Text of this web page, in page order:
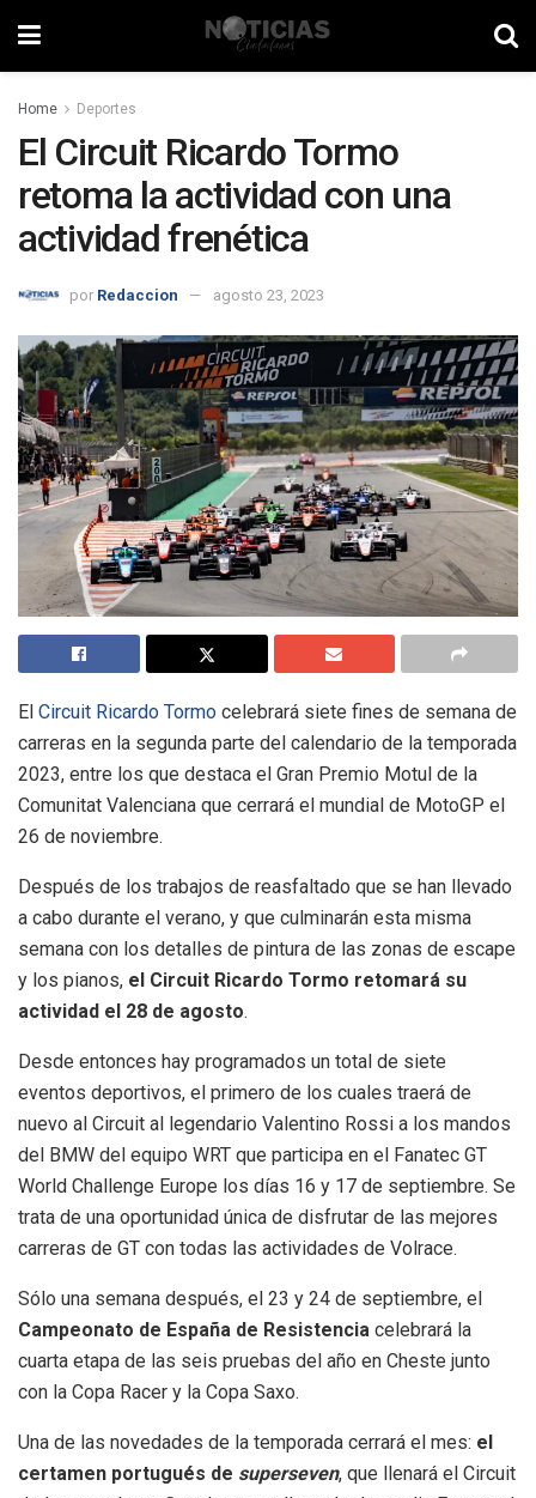
Home Deportes
El Circuit Ricardo Tormo
retoma la actividad con una
actividad frenética
por Redaccion agosto 23, 2023
El Circuit Ricardo Tormo celebrará siete fines de semana de
carreras en la segunda parte del calendario de la temporada
2023, entre los que destaca el Gran Premio Motul de la
Comunitat Valenciana que cerrará el mundial de MotoGP el
26 de noviembre.
Después de los trabajos de reasfaltado que se han llevado
a cabo durante el verano, y que culminarán esta misma
semana con los detalles de pintura de las zonas de escape
y los pianos, el Circuit Ricardo Tormo retomará su
actividad el 28 de agosto.
Desde entonces hay programados un total de siete
eventos deportivos, el primero de los cuales traerá de
nuevo al Circuit al legendario Valentino Rossi a los mandos
del BMW del equipo WRT que participa en el Fanatec GT
World Challenge Europe los días 16 y 17 de septiembre. Se
trata de una oportunidad única de disfrutar de las mejores
carreras de GT con todas las actividades de Volrace.
Sólo una semana después, el 23 y 24 de septiembre, el
Campeonato de España de Resistencia celebrará la
cuarta etapa de las seis pruebas del año en Cheste junto
con la Copa Racer y la Copa Saxo.
Una de las novedades de la temporada cerrará el mes: el
certamen portugués de superseven, que llenará el Circuit